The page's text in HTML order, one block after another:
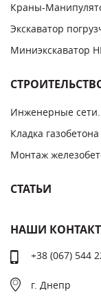
Краны-
Экскаватор
Миниэкскаватор
Инженерные
Кладка
Монтаж
СТАТЬИ
НАШИ
+38 (067) 544
г. Днепр